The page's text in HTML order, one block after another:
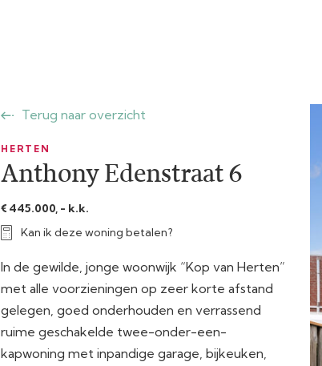
Terug naar overzicht
HERTEN
Anthony Edenstraat 6
€ 445.000, - k.k.
Kan ik deze woning betalen?
In de gewilde, jonge woonwijk “Kop van Herten”
met alle voorzieningen op zeer korte afstand
gelegen, goed onderhouden en verrassend
ruime geschakelde twee-onder-een-
kapwoning met inpandige garage, bijkeuken,